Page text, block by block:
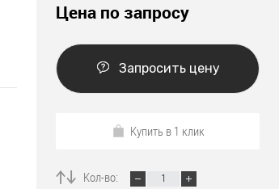
Цена по запросу
Запросить цену
Купить в 1 клик
Кол-во: